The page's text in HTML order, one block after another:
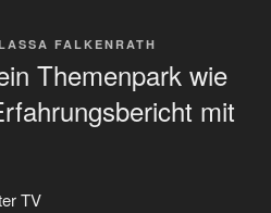
FALKENRATH
Themenpark wie
mit
TV